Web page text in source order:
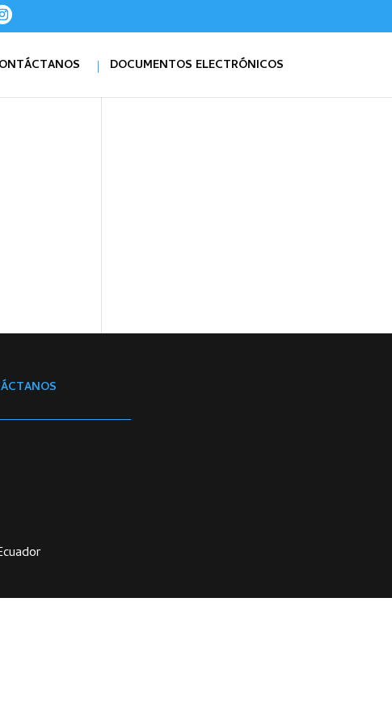
DOCUMENTOS ELECTRÓNICOS